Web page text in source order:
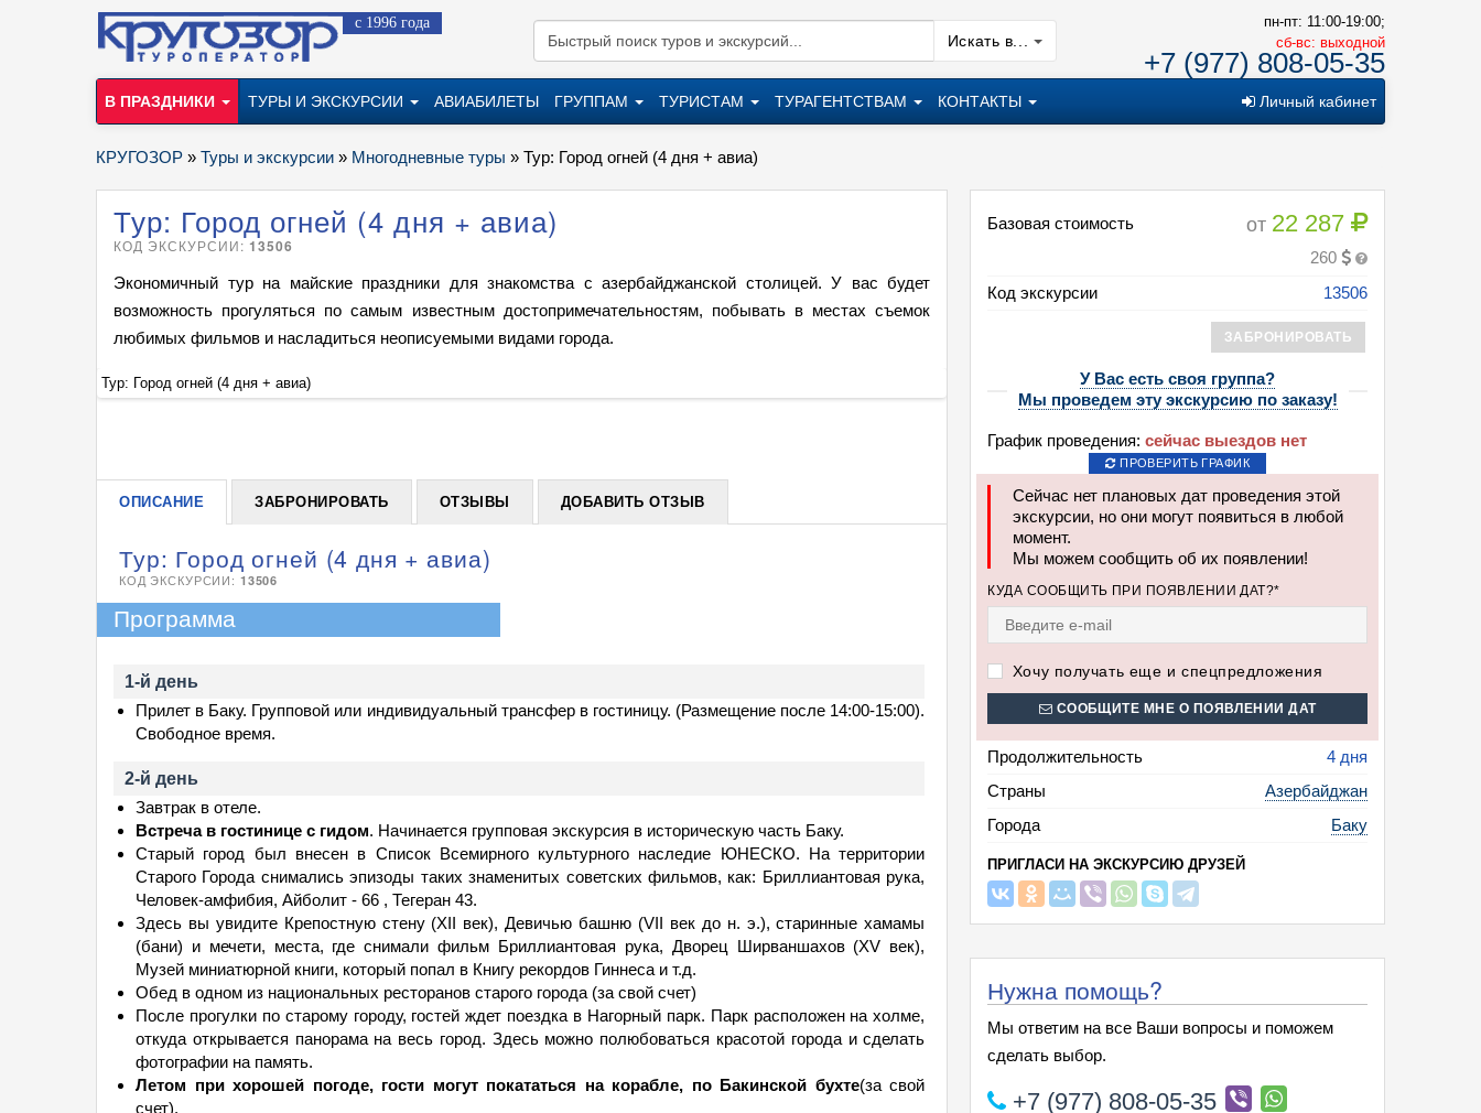
с 1996 года
Искать в...
пн-пт: 11:00-19:00;
cб-вс: выходной
+7 (977) 808-05-35
В ПРАЗДНИКИ ТУРЫ И ЭКСКУРСИИ АВИАБИЛЕТЫ ГРУППАМ ТУРИСТАМ ТУРАГЕНТСТВАМ КОНТАКТЫ Личный кабинет
КРУГОЗОР » Туры и экскурсии » Многодневные туры » Тур: Город огней (4 дня + авиа)
Базовая стоимость от 22 287
260
Код экскурсии
13506
ЗАБРОНИРОВАТЬ
У Вас есть своя группа?
Мы проведем эту экскурсию по заказу!
График проведения: сейчас выездов нет
ПРОВЕРИТЬ ГРАФИК
Сейчас нет плановых дат проведения этой
экскурсии, но они могут появиться в любой
момент.
Мы можем сообщить об их появлении!
КУДА СООБЩИТЬ ПРИ ПОЯВЛЕНИИ ДАТ?*
Хочу получать еще и спецпредложения
СООБЩИТЕ МНЕ О ПОЯВЛЕНИИ ДАТ
Продолжительность
4 дня
Страны
Азербайджан
Города
Баку
ПРИГЛАСИ НА ЭКСКУРСИЮ ДРУЗЕЙ
Тур: Город огней (4 дня + авиа)
КОД ЭКСКУРСИИ: 13506
Экономичный тур на майские праздники для знакомства с азербайджанской столицей. У вас будет
возможность прогуляться по самым известным достопримечательностям, побывать в местах съемок
любимых фильмов и насладиться неописуемыми видами города.
Тур: Город огней (4 дня + авиа) Тур: Город огней (4 дня + авиа)
ОПИСАНИЕ ЗАБРОНИРОВАТЬ ОТЗЫВЫ ДОБАВИТЬ ОТЗЫВ
Тур: Город огней (4 дня + авиа)
КОД ЭКСКУРСИИ: 13506
Программа
1-й день
Прилет в Баку. Групповой или индивидуальный трансфер в гостиницу. (Размещение после 14:00-15:00).
Свободное время.
2-й день
Завтрак в отеле.
Встреча в гостинице с гидом. Начинается групповая экскурсия в историческую часть Баку.
Старый город был внесен в Список Всемирного культурного наследие ЮНЕСКО. На территории
Старого Города снимались эпизоды таких знаменитых советских фильмов, как: Бриллиантовая рука,
Человек-амфибия, Айболит - 66 , Тегеран 43.
Здесь вы увидите Крепостную стену (XII век), Девичью башню (VII век до н. э.), старинные хамамы
(бани) и мечети, места, где снимали фильм Бриллиантовая рука, Дворец Ширваншахов (XV век),
Музей миниатюрной книги, который попал в Книгу рекордов Гиннеса и т.д.
Обед в одном из национальных ресторанов старого города (за свой счет)
После прогулки по старому городу, гостей ждет поездка в Нагорный парк. Парк расположен на холме,
откуда открывается панорама на весь город. Здесь можно полюбоваться красотой города и сделать
фотографии на память.
Летом при хорошей погоде, гости могут покататься на корабле, по Бакинской бухте(за свой
счет).
Нужна помощь?
Мы ответим на все Ваши вопросы и поможем
сделать выбор.
+7 (977) 808-05-35